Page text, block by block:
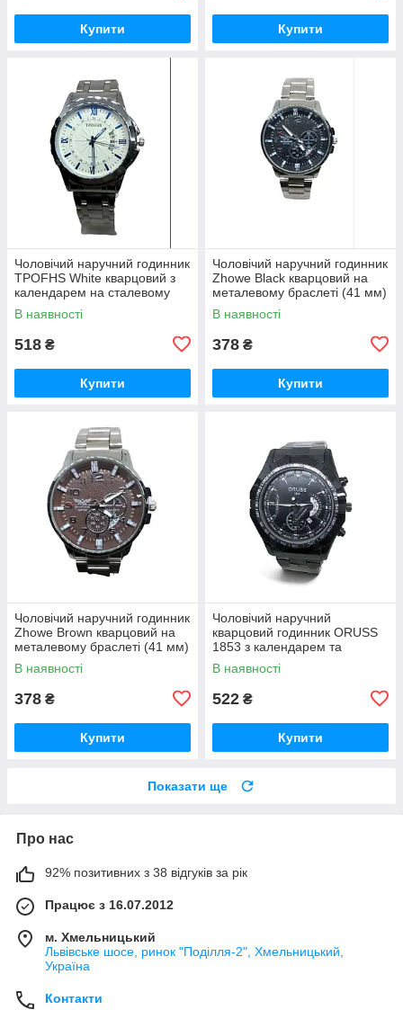
Купити Купити
Чоловічий наручний годинник
TPOFHS White кварцовий з
календарем на сталевому
браслеті
В наявності
518 ₴
Купити
Чоловічий наручний годинник
Zhowe Black кварцовий на
металевому браслеті (41 мм)
В наявності
378 ₴
Купити
Чоловічий наручний годинник
Zhowe Brown кварцовий на
металевому браслеті (41 мм)
В наявності
378 ₴
Купити
Чоловічий наручний
кварцовий годинник ORUSS
1853 з календарем та
металевим браслетом
MD26BB
В наявності
522 ₴
Купити
Показати ще
Про нас
92% позитивних з 38 відгуків за рік
Працює з 16.07.2012
м. Хмельницький
Львівське шосе, ринок "Поділля-2", Хмельницький,
Україна
Контакти